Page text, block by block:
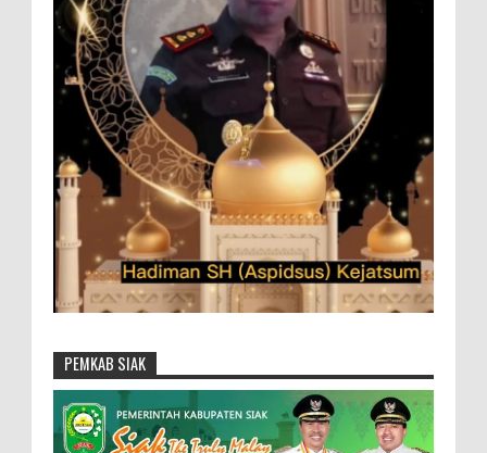
PEMKAB SIAK